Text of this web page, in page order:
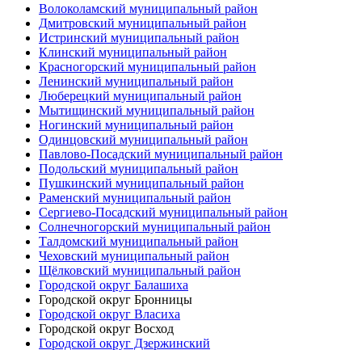
Волоколамский муниципальный район
Дмитровский муниципальный район
Истринский муниципальный район
Клинский муниципальный район
Красногорский муниципальный район
Ленинский муниципальный район
Люберецкий муниципальный район
Мытищинский муниципальный район
Ногинский муниципальный район
Одинцовский муниципальный район
Павлово-Посадский муниципальный район
Подольский муниципальный район
Пушкинский муниципальный район
Раменский муниципальный район
Сергиево-Посадский муниципальный район
Солнечногорский муниципальный район
Талдомский муниципальный район
Чеховский муниципальный район
Щёлковский муниципальный район
Городской округ Балашиха
Городской округ Бронницы
Городской округ Власиха
Городской округ Восход
Городской округ Дзержинский